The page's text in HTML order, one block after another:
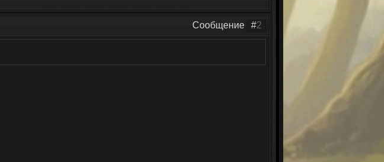
Сообщение #2